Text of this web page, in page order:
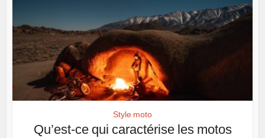
Style moto
Qu’est-ce qui caractérise les motos